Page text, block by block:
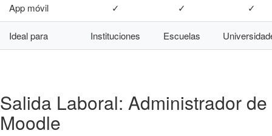
App móvil ✓ ✓ ✓
Ideal para Instituciones Escuelas
Salida Laboral: Administrador de
Moodle